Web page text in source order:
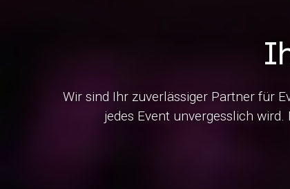
Wir sind Ihr zuverlässiger Partner für
jedes Event unvergesslich